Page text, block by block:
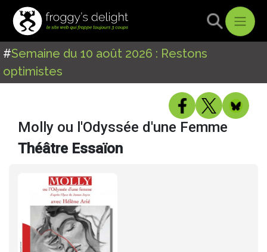
#Semaine du 10 août 2026 : Restons
optimistes
Molly ou l'Odyssée d'une Femme
Théâtre Essaïon